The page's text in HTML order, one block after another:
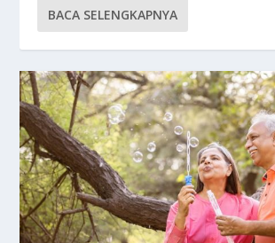
BACA SELENGKAPNYA